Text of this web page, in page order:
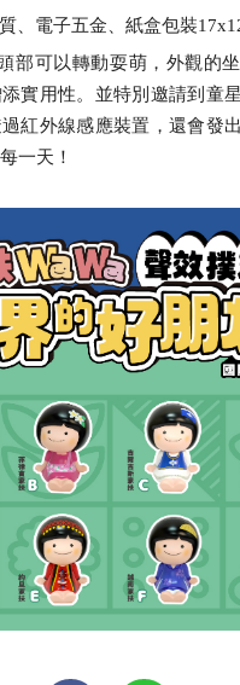
、電子五金、紙盒包裝
部可以轉動耍萌，外觀的
實用性。並特別邀請到童
紅外線感應裝置，還會發
一天！